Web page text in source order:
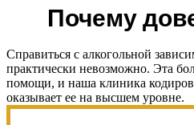
Почему
Справиться с алкогольной
практически невозможно. Эта
помощи, и наша клиника
оказывает ее на высшем уровне.